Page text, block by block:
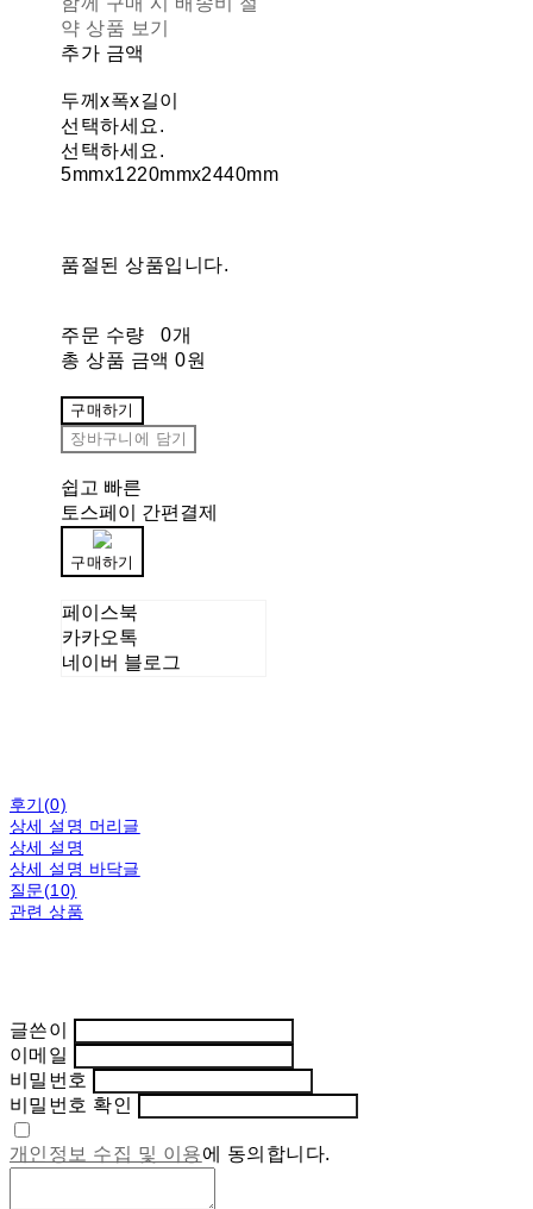
약 상품 보기
추가 금액
두께x폭x길이
선택하세요.
선택하세요.
5mmx1220mmx2440mm
품절된 상품입니다.
주문 수량
0개
총 상품 금액 0원
구매하기
장바구니에 담기
쉽고 빠른
토스페이 간편결제
구매하기
페이스북
카카오톡
네이버 블로그
후기(0)
상세 설명 머리글
상세 설명
상세 설명 바닥글
질문(10)
관련 상품
글쓴이
이메일
비밀번호
비밀번호 확인
개인정보 수집 및 이용에 동의합니다.